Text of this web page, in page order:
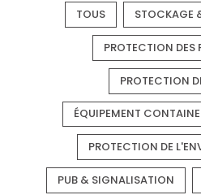
TOUS STOCKAGE
PROTECTION DES
PROTECTION
ÉQUIPEMENT
PROTECTION DE
PUB & SIGNALISATION